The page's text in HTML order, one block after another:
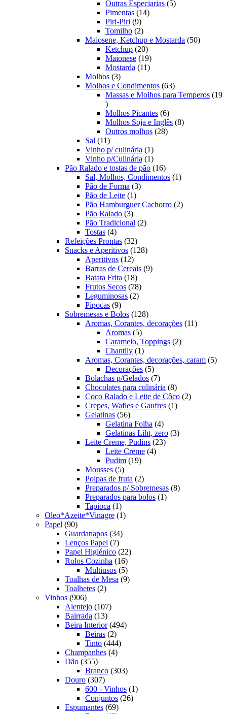
produtos
Outras Especiarias 55
Pimentas 1414
Piri-Piri 99
produtos
Tomilho 22
produtos
Maiosene, Ketchup e Mostarda 5050
Ketchup 2020
produtos
Maionese 1919
produtos
Mostarda 1111
Molhos 33
produtos
Molhos e Condimentos 6363
produtos
Massas e Molhos para Temperos 19
19
produtos
Molhos Picantes 66
produtos
Molhos Soja e Inglês 88
Outros molhos 2828
Sal 1111
produtos
Vinho p/ culinária 11
produto
Vinho p/Culinária 11
produto
Pão Ralado e tostas de pão 1616
produtos
Sal, Molhos, Condimentos 11
Pão de Forma 33
Pão de Leite 11
produto
Pão Hamburguer Cachorro 22
Pão Ralado 33
produtos
Pão Tradicional 22
Tostas 44
produtos
Refeições Prontas 3232
produtos
Snacks e Aperitivos 128128
Aperitivos 1212
produtos
Barras de Cereais 99
Batata Frita 1818
produtos
Frutos Secos 7878
produtos
Leguminosas 22
Pipocas 99
produtos
Sobremesas e Bolos 128128
produtos
Aromas, Corantes, decorações 1111
Aromas 55
produtos
Caramelo, Toppings 22
Chantily 11
produto
Aromas, Corantes, decorações, caram 55
Decorações 55
produtos
Bolachas p/Gelados 77
produtos
Chocolates para culinária 88
produtos
Coco Ralado e Leite de Côco 22
Crepes, Wafles e Gaufres 11
Gelatinas 5656
produtos
Gelatina Folha 44
produtos
Gelatinas Liht, zero 33
Leite Creme, Pudins 2323
Leite Creme 44
Pudim 1919
Mousses 55
produtos
Polpas de fruta 22
produtos
Preparados p/ Sobremesas 88
Preparados para bolos 11
Tapioca 11
produto
Oleo*Azeite*Vinagre 11
Papel 9090
produtos
Guardanapos 3434
Lenços Papel 77
produtos
Papel Higiénico 2222
Rolos Cozinha 1616
produtos
Multiusos 55
produtos
Toalhas de Mesa 99
Toalhetes 22
Vinhos 906906
produtos
Alentejo 107107
Bairrada 1313
produtos
Beira Interior 494494
Beiras 22
produtos
Tinto 444444
Champanhes 44
Dão 355355
produtos
Branco 303303
Douro 307307
produtos
600 - Vinhos 11
Conjuntos 2626
Espumantes 6969